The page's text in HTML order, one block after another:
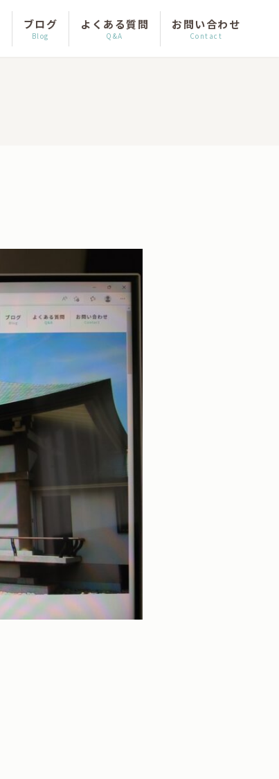
ブログ
Blog
よくある質問
Q&A
お問い合わせ
Contact